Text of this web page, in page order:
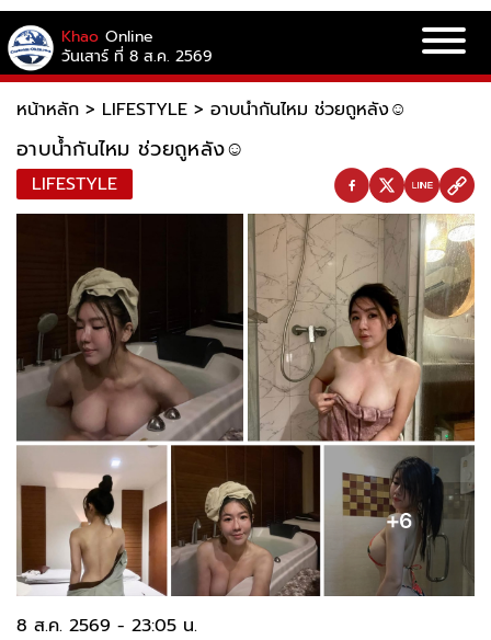
Khao Online
วันเสาร์ ที่ 8 ส.ค. 2569
หน้าหลัก > LIFESTYLE > อาบน้ำกันไหม ช่วยถูหลัง☺️
อาบน้ำกันไหม ช่วยถูหลัง☺️
LIFESTYLE
8 ส.ค. 2569 - 23:05 น.